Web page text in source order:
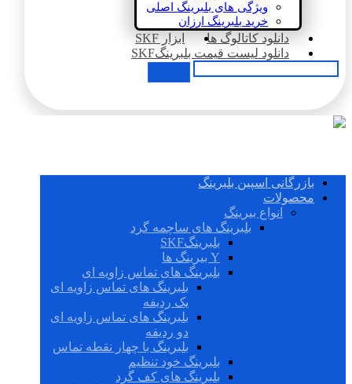
ویژگی های بلبرینگ اصلی
خرید بلبرینگ ارزان
دانلود کاتالوگ ها
ابزار SKF
دانلود لیست قیمت بلبرینگSKF
بازرگانی اسپین بلبرینگ
محصولات
انواع بیرینگ
بلبرینگ های ساچمه گرد
بلبرینگSKF
Y بیرینگ ها
بلبرینگ های تماس زاویه ای
بلبرینگ های تماس زاویه ای
یک ردیفه
بلبرینگ های تماس زاویه ای
دو ردیفه
بلبرینگ با چهار نقطه تماس
بلبرینگ خود تنظیم
بلبرینگ های کف گرد